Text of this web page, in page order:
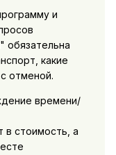
и
обязательна
какие
отменой.
времени/
в стоимость, а